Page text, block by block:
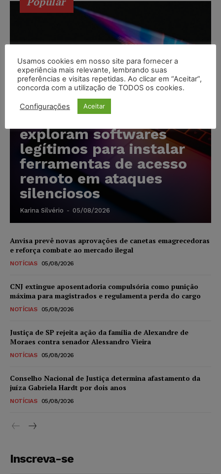
Cibercriminosos
exploram softwares
legítimos para instalar
ferramentas de acesso
remoto em ataques
silenciosos
Karina Silvério - 05/08/2026
Anvisa prevê novas aprovações de canetas emagrecedoras
e reforça combate ao mercado ilegal
NOTÍCIAS 05/08/2026
CNJ extingue aposentadoria compulsória como punição
máxima para magistrados e regulamenta perda do cargo
NOTÍCIAS 05/08/2026
Justiça de SP rejeita ação da família de Alexandre de
Moraes contra senador Alessandro Vieira
NOTÍCIAS 05/08/2026
Conselho Nacional de Justiça determina afastamento da
juíza Gabriela Hardt por dois anos
NOTÍCIAS 05/08/2026
Inscreva-se
Usamos cookies em nosso site para fornecer a
experiência mais relevante, lembrando suas
preferências e visitas repetidas. Ao clicar em “Aceitar”,
concorda com a utilização de TODOS os cookies.
Configurações Aceitar